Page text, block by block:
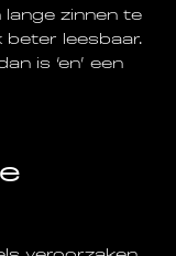
lange zinnen te
leesbaar.
is ‘en’ een